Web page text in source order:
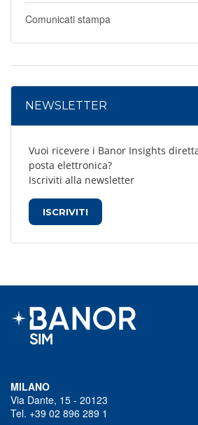
Comunicati stampa
NEWSLETTER
Vuoi ricevere i Banor Insights
posta elettronica?
Iscriviti alla newsletter
ISCRIVITI
MILANO
Via Dante, 15 - 20123
Tel. +39 02 896 289 1